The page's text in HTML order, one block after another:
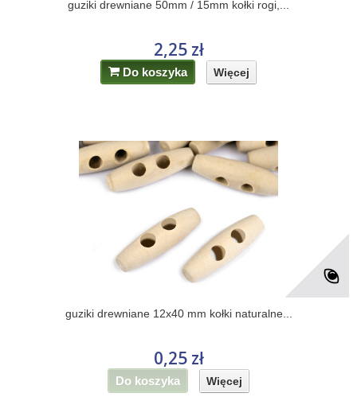
guziki drewniane 50mm / 15mm kołki rogi,...
2,25 zł
Do koszyka Więcej
guziki drewniane 12x40 mm kołki naturalne...
0,25 zł
Do koszyka Więcej